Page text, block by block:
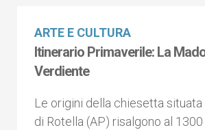
ARTE E CULTURA
Itinerario Primaverile: La
Verdiente
Le origini della chiesetta situata
di Rotella (AP) risalgono al 1300